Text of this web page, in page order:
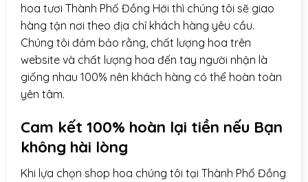
hoa tươi Thành Phố Đồng Hới thì chúng tôi sẽ giao
hàng tận nơi theo địa chỉ khách hàng yêu cầu.
Chúng tôi đảm bảo rằng, chất lượng hoa trên
website và chất lượng hoa đến tay người nhận là
giống nhau 100% nên khách hàng có thể hoàn toàn
yên tâm.
Cam kết 100% hoàn lại tiền nếu Bạn
không hài lòng
Khi lựa chọn shop hoa chúng tôi tại Thành Phố Đồng